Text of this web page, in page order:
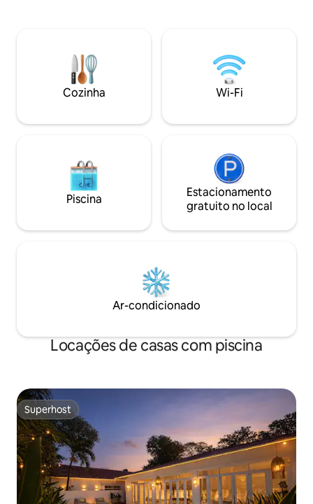
pontos turísticos icônicos Mercado Ben
Thanh - 8 min de carro War Remnants
Museum - 4 min de carro Catedral de
Notre Dame - 7 min de carro Reserve
detalhes abaixo
bilhar, academia
alto nível:
terraço, cozinha
equipada com
Cozinha Wi-Fi
Piscina
Estacionamento
gratuito no local
Ar-condicionado
Locações de casas com piscina
Superhost
Superhost